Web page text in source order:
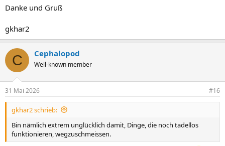
Danke und Gruß
gkhar2
C Cephalopod
Well-known member
31 Mai 2026 #16
gkhar2 schrieb:
Bin nämlich extrem unglücklich damit, Dinge, die noch tadellos
funktionieren, wegzuschmeissen.